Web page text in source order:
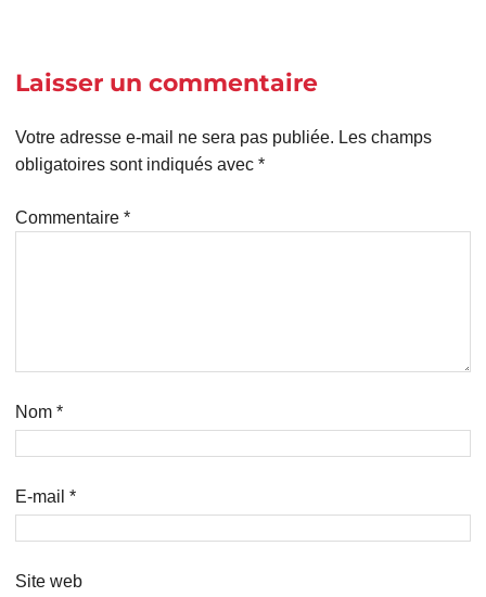
Laisser un commentaire
Votre adresse e-mail ne sera pas publiée. Les champs
obligatoires sont indiqués avec *
Commentaire *
Nom *
E-mail *
Site web